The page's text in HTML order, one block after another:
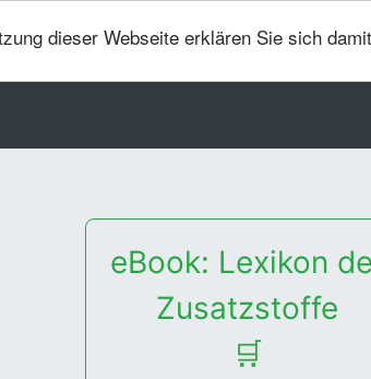
dieser Webseite erklären Sie sich
eBook: Lexikon
Zusatzstoffe
🛒